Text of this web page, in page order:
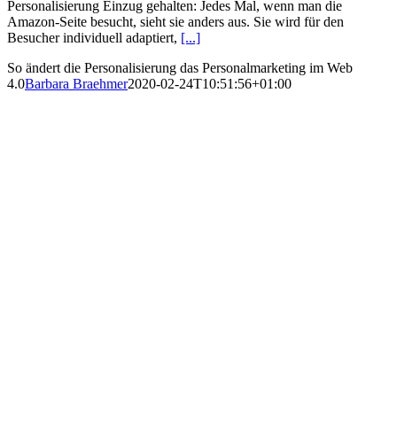
Personalisierung Einzug gehalten: Jedes Mal, wenn man die
Amazon-Seite besucht, sieht sie anders aus. Sie wird für den
Besucher individuell adaptiert, [...]
So ändert die Personalisierung das Personalmarketing im Web
4.0Barbara Braehmer2020-02-24T10:51:56+01:00